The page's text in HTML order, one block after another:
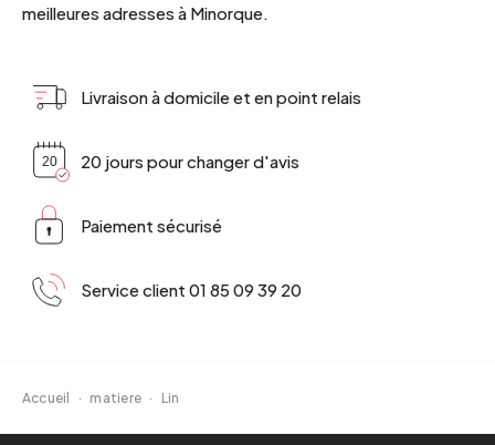
meilleures adresses à Minorque.
Livraison à domicile et en point relais
20 jours pour changer d'avis
Paiement sécurisé
Service client 01 85 09 39 20
Accueil · matiere · Lin